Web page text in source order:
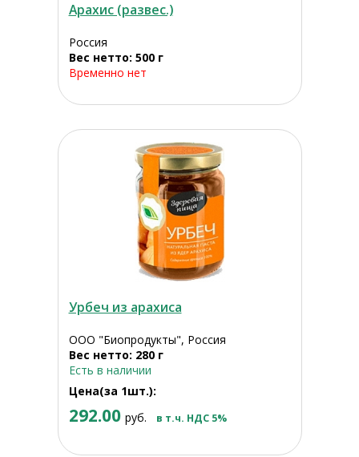
Арахис (развес.)
Россия
Вес нетто: 500 г
Временно нет
Урбеч из арахиса
ООО "Биопродукты", Россия
Вес нетто: 280 г
Есть в наличии
Цена(за 1шт.):
292.00 руб. в т.ч. НДС 5%